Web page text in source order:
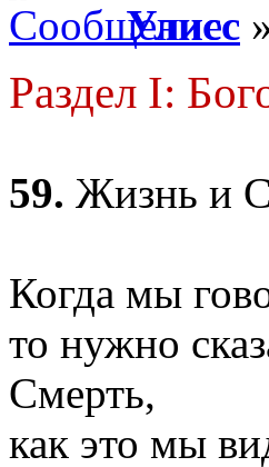
Улисс
Раздел I:
59. Жизнь и
Когда мы
то нужно
Смерть,
как это мы